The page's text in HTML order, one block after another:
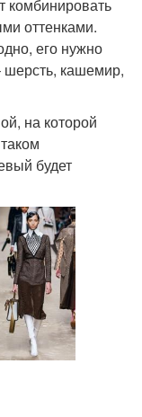
комбинировать
оттенками.
его нужно
шерсть, кашемир,
на которой
будет